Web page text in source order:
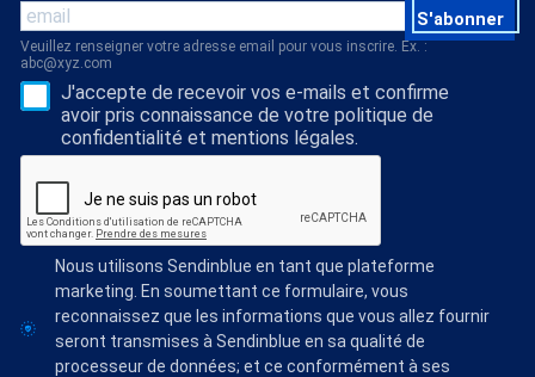
S'abonner
Veuillez renseigner votre adresse email pour vous inscrire. Ex. :
abc@xyz.com
J'accepte de recevoir vos e-mails et confirme
avoir pris connaissance de votre politique de
confidentialité et mentions légales.
Nous utilisons Sendinblue en tant que plateforme
marketing. En soumettant ce formulaire, vous
reconnaissez que les informations que vous allez fournir
seront transmises à Sendinblue en sa qualité de
processeur de données; et ce conformément à ses